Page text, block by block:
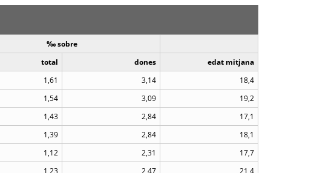
‰ sobre
total dones
edat mitjana
1,61 3,14
18,4
1,54 3,09
19,2
1,43 2,84
17,1
1,39 2,84
18,1
1,12 2,31
17,7
1,23 2,47
21,4